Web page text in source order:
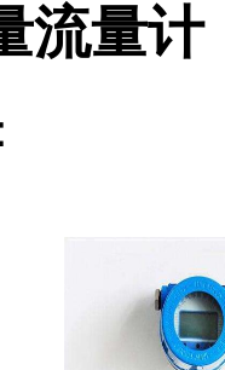
流量计